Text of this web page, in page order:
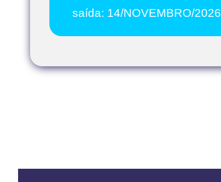
saída: 14/NOVEMBRO/2026